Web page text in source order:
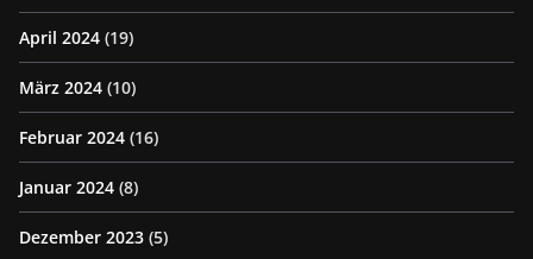
April 2024 (19)
März 2024 (10)
Februar 2024 (16)
Januar 2024 (8)
Dezember 2023 (5)